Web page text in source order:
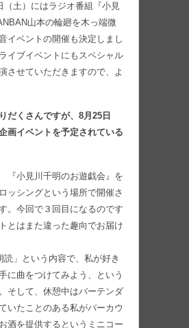
（土）にはラジオ番組『小見
山本の輪廻を木っ端微
イベントの開催も決定しまし
イブイベントにもスペシャル
させていただきますので、よ
だくさんですが、8月25日
画イベントを予定されている
『小見川千明のお遊戯会』を
ッシングという場所で開催さ
。今回で３回目になるのです
とはまた違った趣向でお届け
読」という内容で、私が好き
に曲をつけてみよう、という
そして、休憩中はバーテンダ
いたことのある私がバーカウ
酒を提供するというミニコー